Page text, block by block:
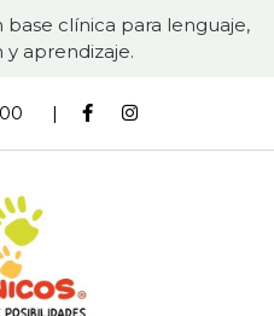
clínica para lenguaje,
aprendizaje.